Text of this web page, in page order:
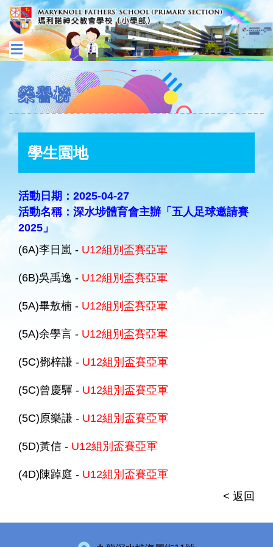
榮譽榜
學生園地
活動日期：2025-04-27
活動名稱：深水埗體育會主辦「五人足球邀請賽
2025」
(6A)李日嵐 - U12組別盃賽亞軍
(6B)吳禹逸 - U12組別盃賽亞軍
(5A)畢敖楠 - U12組別盃賽亞軍
(5A)余學言 - U12組別盃賽亞軍
(5C)鄧梓謙 - U12組別盃賽亞軍
(5C)曾慶䮝 - U12組別盃賽亞軍
(5C)原樂謙 - U12組別盃賽亞軍
(5D)黃信 - U12組別盃賽亞軍
(4D)陳踔庭 - U12組別盃賽亞軍
< 返回